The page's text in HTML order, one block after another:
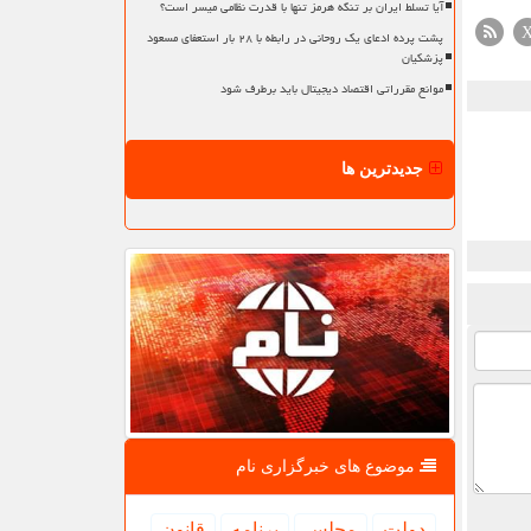
آیا تسلط ایران بر تنگه هرمز تنها با قدرت نظامی میسر است؟
پشت پرده ادعای یک روحانی در رابطه با ۲۸ بار استعفای مسعود
پزشکیان
موانع مقرراتی اقتصاد دیجیتال باید برطرف شود
جدیدترین ها
موضوع های خبرگزاری نام